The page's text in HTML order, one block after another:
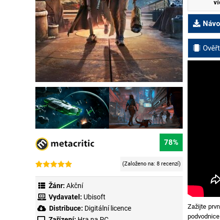
78%
4.63z 5 na
základě
hodnocení
zákazníků
(Založeno na: 8 recenzí)
Žánr: Akční
Vydavatel: Ubisoft
Distribuce: Digitální licence
Zažijte